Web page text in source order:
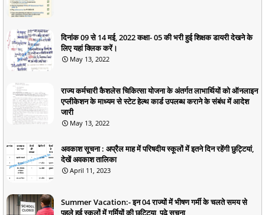
दिनांक 09 से 14 मई, 2022 कक्षा- 05 की भरी हुई शिक्षक डायरी देखने के
लिए यहां क्लिक करें।
May 13, 2022
राज्य कर्मचारी कैशलेस चिकित्सा योजना के अंतर्गत लाभार्थियों को ऑनलाइन
एप्लीकेशन के माध्यम से स्टेट हेल्थ कार्ड उपलब्ध कराने के संबंध में आदेश
जारी
May 13, 2022
अवकाश सूचना : अप्रैल माह में परिषदीय स्कूलों में इतने दिन रहेंगी छुट्टियां,
देखें अवकाश तालिका
April 11, 2023
Summer Vacation:- इन 04 राज्यों में भीषण गर्मी के चलते समय से
पहले हुई स्कूलों में गर्मियों की छुट्टिया, पढ़े सूचना